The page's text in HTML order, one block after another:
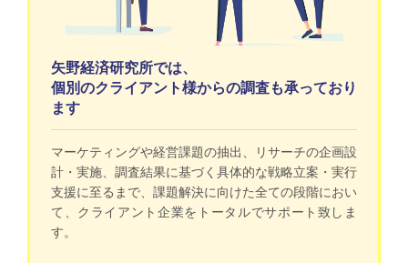
矢野経済研究所では、
個別のクライアント様からの調査も承っており
ます
マーケティングや経営課題の抽出、リサーチの企画設
計・実施、調査結果に基づく具体的な戦略立案・実行
支援に至るまで、課題解決に向けた全ての段階におい
て、クライアント企業をトータルでサポート致しま
す。